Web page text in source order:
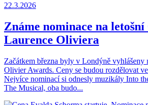
22.3.2026
Známe nominace na letošní
Laurence Oliviera
Začátkem března byly v Londýně vyhlášeny
Olivier Awards. Ceny se budou rozdělovat
Nejvíce nominací si odnesly muzikály Into
The Musical, oba budo...